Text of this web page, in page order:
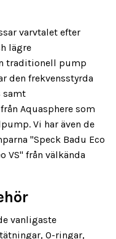
varvtalet efter
lägre
traditionell pump
den frekvensstyrda
samt
Aquasphere som
Vi har även de
"Speck Badu Eco
VS" från välkända
vanligaste
O-ringar,